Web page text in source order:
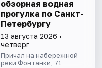
обзорная водная
прогулка по Санкт-
Петербургу
13 августа 2026 •
четверг
Причал на набережной
реки Фонтанки, 71